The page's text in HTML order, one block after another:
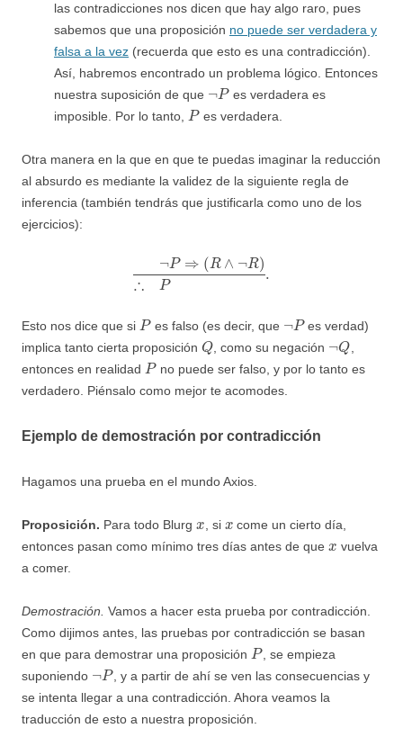
las contradicciones nos dicen que hay algo raro, pues
sabemos que una proposición no puede ser verdadera y
falsa a la vez (recuerda que esto es una contradicción).
Así, habremos encontrado un problema lógico. Entonces
nuestra suposición de que
Pes verdadera es
imposible. Por lo tanto,
Pes verdadera.
Otra manera en la que en que te puedas imaginar la reducción
al absurdo es mediante la validez de la siguiente regla de
inferencia (también tendrás que justificarla como uno de los
ejercicios):
⇒( R ∧¬R ) .
Esto nos dice que si Pes falso (es decir, que Pes verdad)
implica tanto cierta proposición Q , como su negación Q
entonces en realidad Pno puede ser falso, y por lo tanto es
verdadero. Piénsalo como mejor te acomodes.
Ejemplo de demostración por contradicción
Hagamos una prueba en el mundo Axios.
Proposición. Para todo Blurg , si
come un cierto día,
entonces pasan como mínimo tres días antes de que
vuelva
a comer.
Demostración. Vamos a hacer esta prueba por contradicción.
Como dijimos antes, las pruebas por contradicción se basan
en que para demostrar una proposición P, se empieza
suponiendo
P, y a partir de ahí se ven las consecuencias y
se intenta llegar a una contradicción. Ahora veamos la
traducción de esto a nuestra proposición.